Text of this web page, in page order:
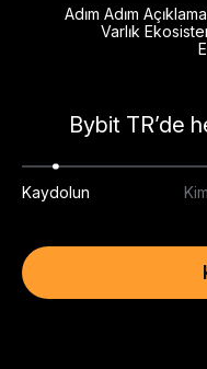
Adım Adım
Varlık
Bybit TR’de
Kaydolun